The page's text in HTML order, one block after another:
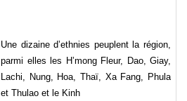
Une dizaine d’ethnies peuplent la région,
parmi elles les H’mong Fleur, Dao, Giay,
Lachi, Nung, Hoa, Thaï, Xa Fang, Phula
et Thulao et le Kinh